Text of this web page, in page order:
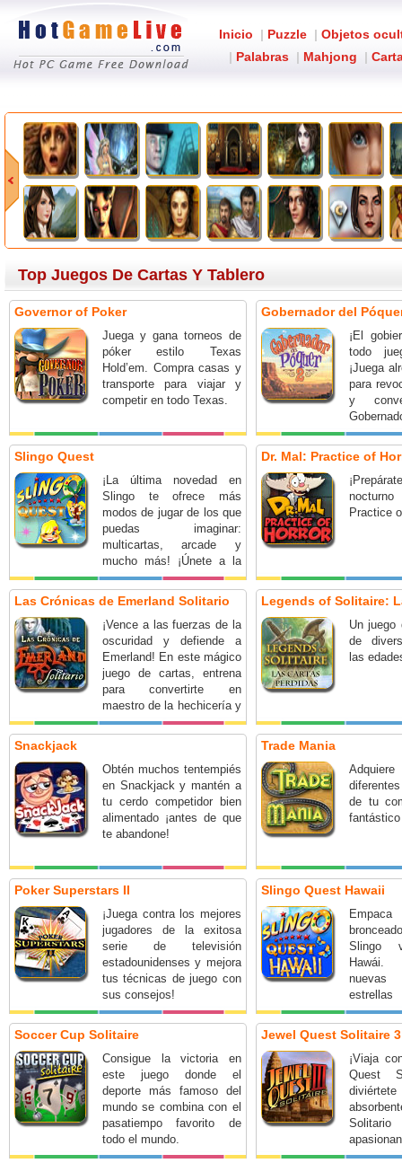
Inicio | Puzzle | Objetos
| Palabras | Mahjong |
Top Juegos De Cartas Y Tablero
Governor of Poker
Juega y gana torneos de
póker estilo Texas
Hold’em. Compra casas y
transporte para viajar y
competir en todo Texas.
Gobernador del
¡El
todo
¡Juega
para
y
Slingo Quest
¡La última novedad en
Slingo te ofrece más
modos de jugar de los que
puedas imaginar:
multicartas, arcade y
mucho más! ¡Únete a la
aventura!
Dr. Mal: Practice of
Practice
Las Crónicas de Emerland Solitario
¡Vence a las fuerzas de la
oscuridad y defiende a
Emerland! En este mágico
juego de cartas, entrena
para convertirte en
maestro de la hechicería y
une a las razas del mundo
en contra de Sat, el
Legends of Solitaire:
Un juego
de
las
Snackjack
Obtén muchos tentempiés
en Snackjack y mantén a
tu cerdo competidor bien
alimentado ¡antes de que
te abandone!
Trade Mania
Adquiere
de tu
Poker Superstars II
¡Juega contra los mejores
jugadores de la exitosa
serie de televisión
estadounidenses y mejora
tus técnicas de juego con
sus consejos!
Slingo Quest Hawaii
Slingo
Hawái.
nuevas
más!
Soccer Cup Solitaire
Consigue la victoria en
este juego donde el
deporte más famoso del
mundo se combina con el
pasatiempo favorito de
todo el mundo.
Jewel Quest Solitaire 3
¡Viaja
Quest
joyas!